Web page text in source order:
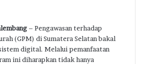
– Pengawasan terhadap
(GPM) di Sumatera Selatan bakal
digital. Melalui pemanfaatan
ini diharapkan tidak hanya